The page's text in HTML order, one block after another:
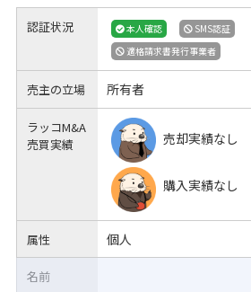
認証状況 本人確認
SMS認証
適格請求書発行事業者
売主の立場 所有者
ラッコM&A
売買実績
売却実績なし
購入実績なし
属性 個人
名前